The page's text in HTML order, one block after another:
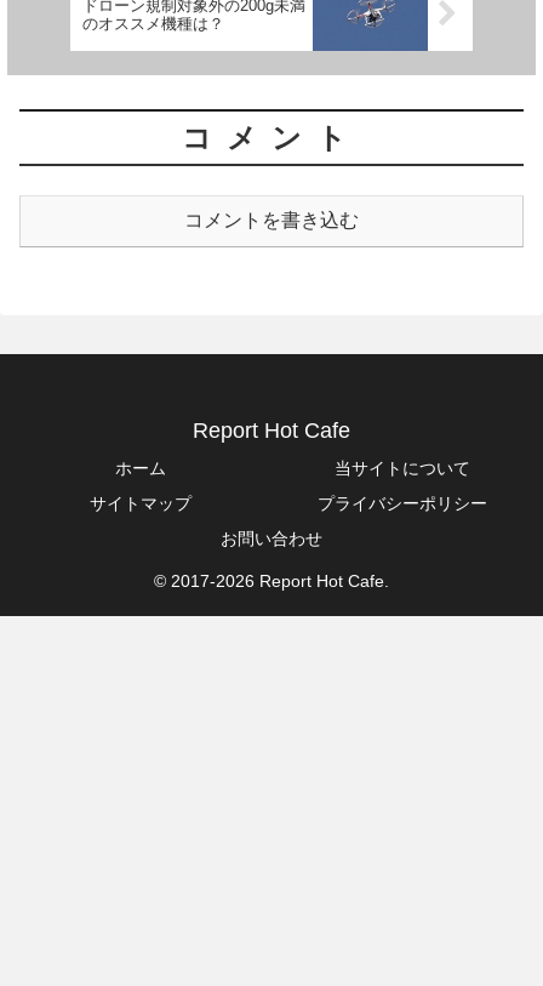
ドローン規制対象外の200g未満
のオススメ機種は？
コメント
コメントを書き込む
Report Hot Cafe
ホーム
当サイトについて
サイトマップ
プライバシーポリシー
お問い合わせ
© 2017-2026 Report Hot Cafe.